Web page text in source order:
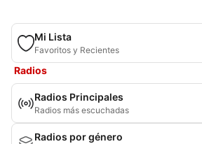
Mi Lista
Favoritos y Recientes
Radios
Radios Principales
Radios más escuchadas
Radios por género